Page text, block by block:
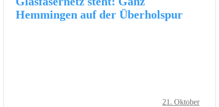
Hemmingen auf der Überholspur
21. Oktober